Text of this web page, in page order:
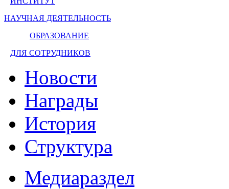
НАУЧНАЯ ДЕЯТЕЛЬНОСТЬ
ОБРАЗОВАНИЕ
ДЛЯ СОТРУДНИКОВ
Новости
Награды
История
Структура
Медиараздел